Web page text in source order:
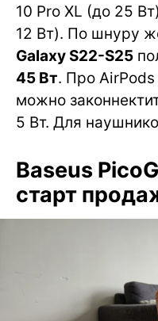
10 Pro XL (до 25
12 Вт). По шнуру
Galaxy S22-S25
45 Вт. Про
можно
5 Вт. Для
Baseus
старт